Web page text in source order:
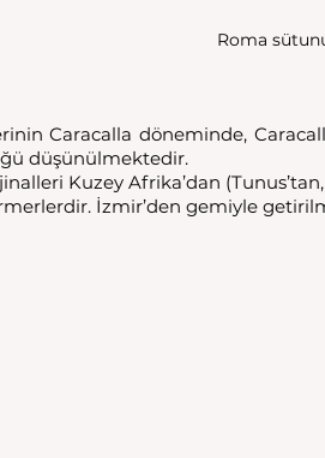
Roma
Caracalla döneminde,
düşünülmektedir.
Kuzey Afrika’dan
İzmir’den gemiyle